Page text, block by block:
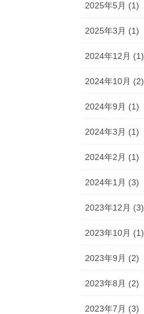
2025年5月 (1)
2025年3月 (1)
2024年12月 (1)
2024年10月 (2)
2024年9月 (1)
2024年3月 (1)
2024年2月 (1)
2024年1月 (3)
2023年12月 (3)
2023年10月 (1)
2023年9月 (2)
2023年8月 (2)
2023年7月 (3)